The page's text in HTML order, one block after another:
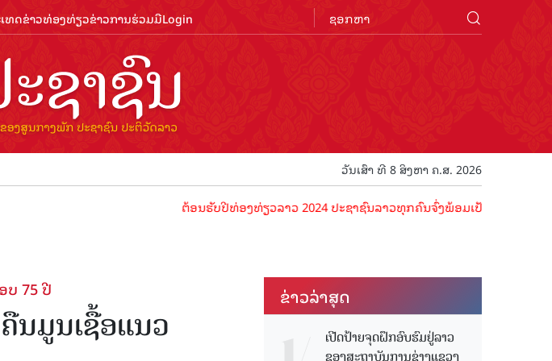
ທດຂ່າວທ່ອງທ່ຽວຂ່າວການຮ່ວມມືLogin
ວັນເສົາ ທີ 8 ສິງຫາ ຄ.ສ. 2026
ຕ້ອນຮັບປີທ່ອງທ່ຽວລາວ 2024 ປະຊາຊົນລາວທຸກຄົນຈົ່ງພ້ອມເປັນເຈົ້າພາບທີ່ດີ ຕ້ອນຮັ
75 ປີ
ນມູນເຊື້ອແນວ
ຂ່າວ​ລ່າ​ສຸດ
ເປີດປ້າຍຈຸດຝຶກອົບຮົມຢູ່ລາວ
ຂອງສະຖາບັນການຊ່າງແຂວງ